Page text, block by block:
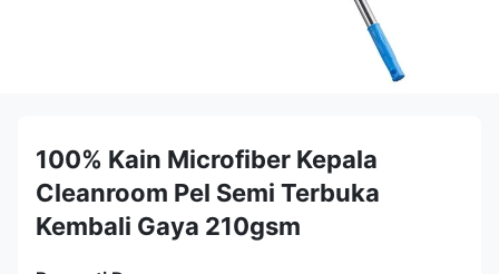
100% Kain Microfiber Kepala
Cleanroom Pel Semi Terbuka
Kembali Gaya 210gsm